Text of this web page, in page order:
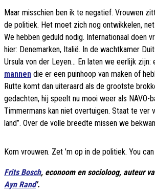
Maar misschien ben ik te negatief. Vrouwen
de politiek. Het moet zich nog ontwikkelen,
We hebben geduld nodig. Internationaal doen
hier: Denemarken, Italië. In de wachtkamer
Ursula von der Leyen… En laten we eerlijk zijn:
mannen die er een puinhoop van maken of
Rutte komt dan uiteraard als de grootste
gedachten, hij speelt nu mooi weer als NAVO-
Timmermans kan niet overtuigen. Staat te ver
land”. Over de volle breedte missen we
Kom vrouwen. Zet ’m op in de politiek. You
Frits Bosch, econoom en socioloog, auteur
Ayn Rand'.